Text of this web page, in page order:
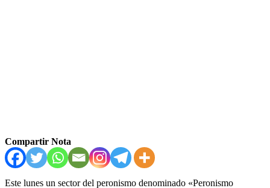
Compartir Nota
Este lunes un sector del peronismo denominado «Peronismo